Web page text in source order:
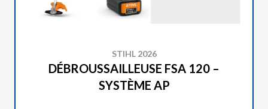
STIHL 2026
DÉBROUSSAILLEUSE FSA 120 –
SYSTÈME AP